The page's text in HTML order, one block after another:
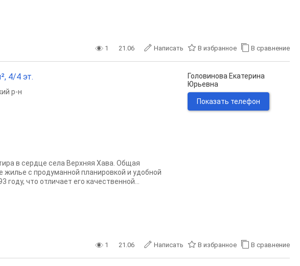
1 21.06 Написать В избранное В сравнение
4/4 эт.
р-н
в сердце села Верхняя Хава. Общая
с продуманной планировкой и удобной
что отличает его качественной...
Головинова Екатерина
Юрьевна
Показать телефон
1 21.06 Написать В избранное В сравнение